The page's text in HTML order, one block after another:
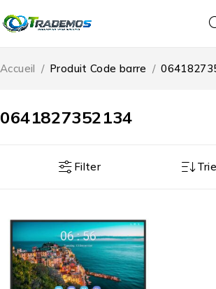
0641827352134
Accueil / Produit Code barre /
Filter